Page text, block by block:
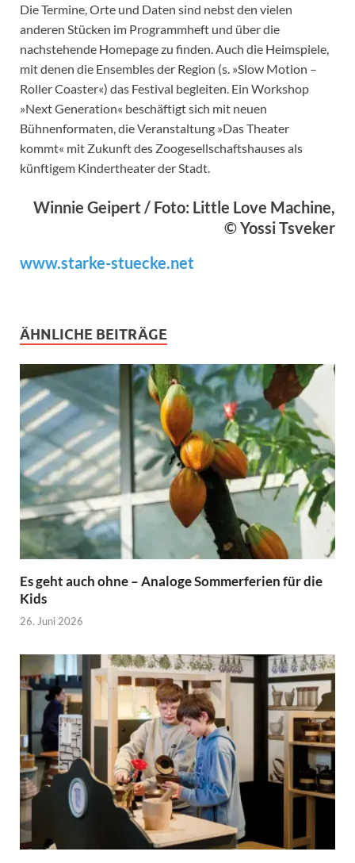
Die Termine, Orte und Daten sind nebst den vielen
anderen Stücken im Programmheft und über die
nachstehende Homepage zu finden. Auch die Heimspiele,
mit denen die Ensembles der Region (s. »Slow Motion –
Roller Coaster«) das Festival begleiten. Ein Workshop
»Next Generation« beschäftigt sich mit neuen
Bühnenformaten, die Veranstaltung »Das Theater
kommt« mit Zukunft des Zoogesellschaftshauses als
künftigem Kindertheater der Stadt.
Winnie Geipert / Foto: Little Love Machine,
© Yossi Tsveker
www.starke-stuecke.net
ÄHNLICHE BEITRÄGE
Es geht auch ohne – Analoge Sommerferien für die
Kids
26. Juni 2026